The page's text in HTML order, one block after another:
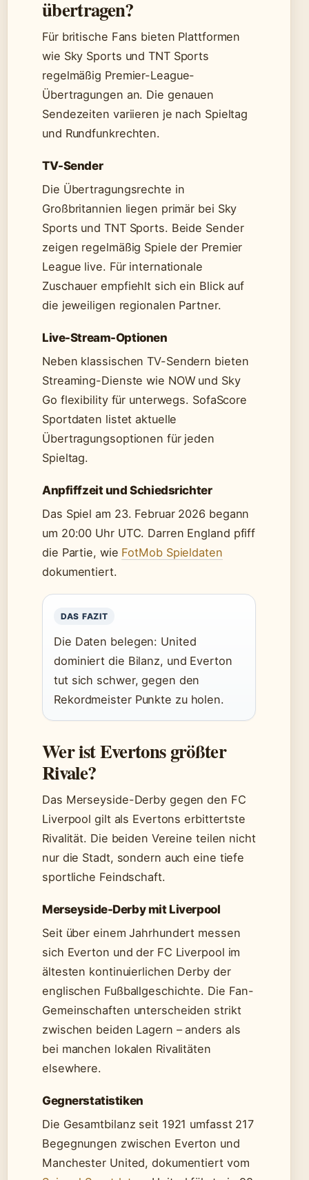
übertragen?
Für britische Fans bieten Plattformen
wie Sky Sports und TNT Sports
regelmäßig Premier-League-
Übertragungen an. Die genauen
Sendezeiten variieren je nach Spieltag
und Rundfunkrechten.
TV-Sender
Die Übertragungsrechte in
Großbritannien liegen primär bei Sky
Sports und TNT Sports. Beide Sender
zeigen regelmäßig Spiele der Premier
League live. Für internationale
Zuschauer empfiehlt sich ein Blick auf
die jeweiligen regionalen Partner.
Live-Stream-Optionen
Neben klassischen TV-Sendern bieten
Streaming-Dienste wie NOW und Sky
Go flexibility für unterwegs. SofaScore
Sportdaten listet aktuelle
Übertragungsoptionen für jeden
Spieltag.
Anpfiffzeit und Schiedsrichter
Das Spiel am 23. Februar 2026 begann
um 20:00 Uhr UTC. Darren England pfiff
die Partie, wie FotMob Spieldaten
dokumentiert.
DAS FAZIT
Die Daten belegen: United
dominiert die Bilanz, und Everton
tut sich schwer, gegen den
Rekordmeister Punkte zu holen.
Wer ist Evertons größter
Rivale?
Das Merseyside-Derby gegen den FC
Liverpool gilt als Evertons erbittertste
Rivalität. Die beiden Vereine teilen nicht
nur die Stadt, sondern auch eine tiefe
sportliche Feindschaft.
Merseyside-Derby mit Liverpool
Seit über einem Jahrhundert messen
sich Everton und der FC Liverpool im
ältesten kontinuierlichen Derby der
englischen Fußballgeschichte. Die Fan-
Gemeinschaften unterscheiden strikt
zwischen beiden Lagern – anders als
bei manchen lokalen Rivalitäten
elsewhere.
Gegnerstatistiken
Die Gesamtbilanz seit 1921 umfasst 217
Begegnungen zwischen Everton und
Manchester United, dokumentiert vom